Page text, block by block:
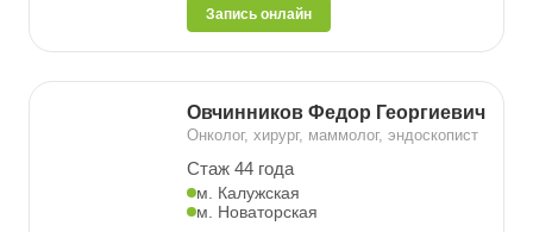
Запись онлайн
Овчинников Федор Георгиевич
Онколог, хирург, маммолог, эндоскопист
Стаж 44 года
м. Калужская
м. Новаторская